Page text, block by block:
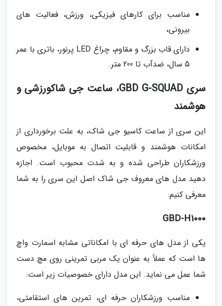
مناسب برای کارهای فیزیکی، ورزش، فعالیت های
بیرونی،
دارای قاب بزرگ و مقاوم، چراغ LED پرنور، باتری با عمر
5 سال، ضدآب تا 200 متر.
سری GBD G-SQUAD، ساعت جی شاکورزشی و
هوشمند
این سری از ساعت کاسیو جی شاک، به علت برخورداری از
امکانات هوشمند و قابلیت اتصال به موبایل، مخصوص
ورزشکاران طراحی شده و به شدت محبوب است. اجازه
دهید مدل های معروف جی شاک اصل این سری را به شما
معرفی کنیم:
GBD-H1000
یکی از مدل های حرفه ای با امکاناتی مشابه اسمارت واچ
ها است که عملاً به عنوان یک مربی تمرینی روی مچ دست
شما عمل می نماید. این مدل دارای خصوصیات زیر است:
مناسب ورزشکاران حرفه ای، تمرین های استقامتی،